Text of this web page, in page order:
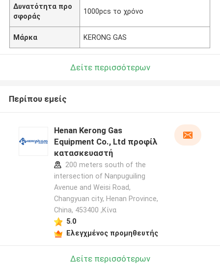
Δυνατότητα προ
σφοράς
1000pcs το χρόνο
Μάρκα KERONG GAS
Δείτε περισσότερων
Περίπου εμείς
Henan Kerong Gas
Equipment Co., Ltd προφίλ
κατασκευαστή
200 meters south of the
intersection of Nanpuguiling
Avenue and Weisi Road,
Changyuan city, Henan Province,
China, 453400 ,Κίνα
5.0
Ελεγχμένος προμηθευτής
Δείτε περισσότερων